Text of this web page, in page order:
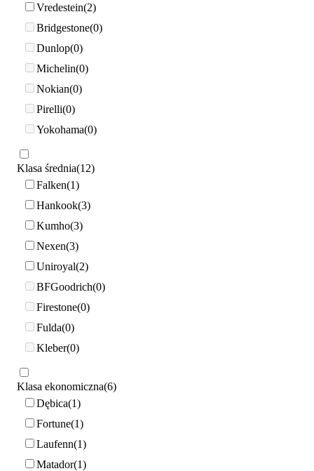
Vredestein 2
Bridgestone 0
Dunlop 0
Michelin 0
Nokian 0
Pirelli 0
Yokohama 0
Klasa średnia 12
Falken 1
Hankook 3
Kumho 3
Nexen 3
Uniroyal 2
BFGoodrich 0
Firestone 0
Fulda 0
Kleber 0
Klasa ekonomiczna 6
Dębica 1
Fortune 1
Laufenn 1
Matador 1